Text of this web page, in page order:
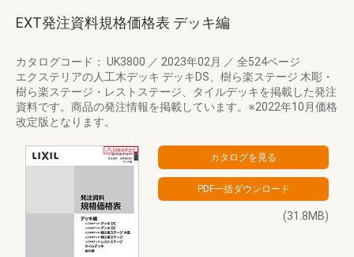
EXT発注資料規格価格表 デッキ編
カタログコード： UK3800 ／ 2023年02月 ／ 全524ページ
エクステリアの人工木デッキ デッキDS、樹ら楽ステージ 木彫・
樹ら楽ステージ・レストステージ、タイルデッキを掲載した発注
資料です。商品の発注情報を掲載しています。※2022年10月価格
改定版となります。
(31.8MB)